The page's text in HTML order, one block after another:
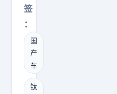
，
长
城
H
1
0
签
：
国
产
车
钛